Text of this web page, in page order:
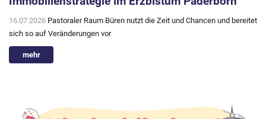
16.07.2026 Pastoraler Raum Büren nutzt die Zeit und Chancen und bereitet
sich so auf Veränderungen vor
mehr